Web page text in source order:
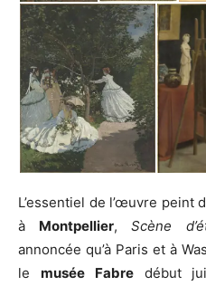
L’essentiel de l’œuvre peint
à Montpellier,Scène
annoncée qu’à Paris et à
le musée Fabredébut